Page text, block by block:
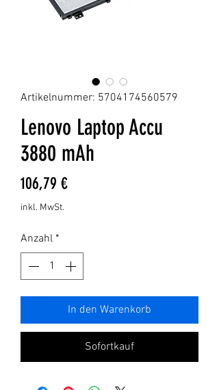
Artikelnummer: 5704174560579
Lenovo Laptop Accu
3880 mAh
106,79 €Preis
inkl. MwSt.
Anzahl *
In den Warenkorb
Sofortkauf